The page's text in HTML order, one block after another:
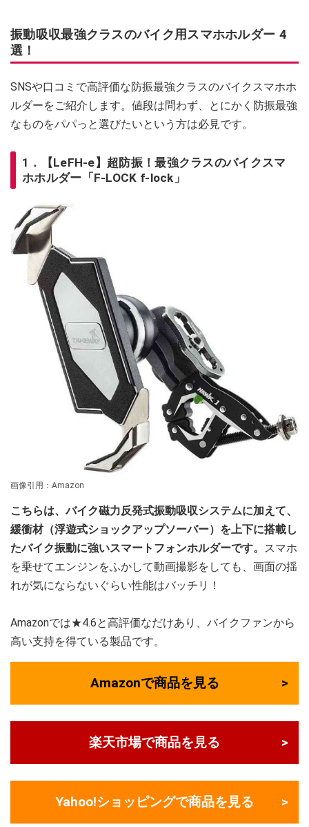
振動吸収最強クラスのバイク用スマホホルダー 4
選！
SNSや口コミで高評価な防振最強クラスのバイクスマホホ
ルダーをご紹介します。値段は問わず、とにかく防振最強
なものをパパっと選びたいという方は必見です。
1．【LeFH-e】超防振！最強クラスのバイクスマ
ホホルダー「F-LOCK f-lock」
画像引用：Amazon
こちらは、バイク磁力反発式振動吸収システムに加えて、
緩衝材（浮遊式ショックアップソーバー）を上下に搭載し
たバイク振動に強いスマートフォンホルダーです。 スマホ
を乗せてエンジンをふかして動画撮影をしても、画面の揺
れが気にならないぐらい性能はバッチリ！
Amazonでは★4.6と高評価なだけあり、バイクファンから
高い支持を得ている製品です。
Amazonで商品を見る
楽天市場で商品を見る
Yahoo!ショッピングで商品を見る